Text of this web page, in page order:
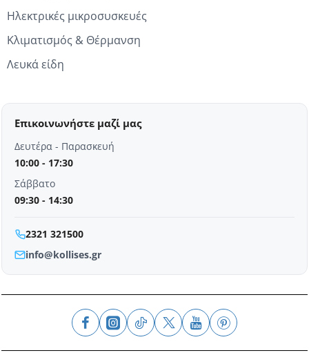
Ηλεκτρικές μικροσυσκευές
Κλιματισμός & Θέρμανση
Λευκά είδη
Επικοινωνήστε μαζί μας
Δευτέρα - Παρασκευή
10:00 - 17:30
Σάββατο
09:30 - 14:30
2321 321500
info@kollises.gr